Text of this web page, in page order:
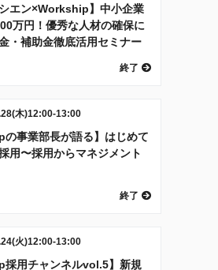
シエン×Workship】中小企業
万円！優秀な人材の確保に
・補助金徹底活用セミナー
終了
木)12:00-13:00
の事業部長が語る】はじめて
用〜採用からマネジメント
終了
火)12:00-13:00
採用チャンネルvol.5】新規